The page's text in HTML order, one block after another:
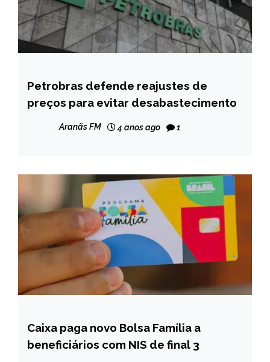
BRASIL
NOTÍCIAS
Petrobras defende reajustes de
preços para evitar desabastecimento
Aranãs FM 4 anos ago 1
BRASIL
NOTÍCIAS
Caixa paga novo Bolsa Família a
beneficiários com NIS de final 3